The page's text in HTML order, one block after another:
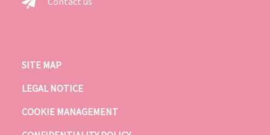
SITE MAP
LEGAL NOTICE
COOKIE MANAGEMENT